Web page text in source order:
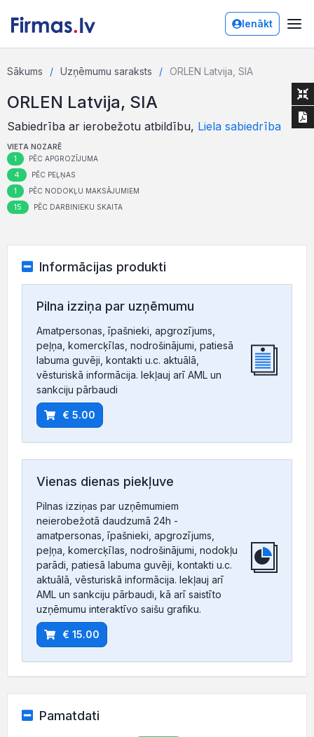
Ienākt
Sākums Uzņēmumu saraksts ORLEN Latvija, SIA
ORLEN Latvija, SIA
Sabiedrība ar ierobežotu atbildību, Liela sabiedrība
VIETA NOZARĒ
1 PĒC APGROZĪJUMA
4 PĒC PEĻŅAS
1 PĒC NODOKĻU MAKSĀJUMIEM
15 PĒC DARBINIEKU SKAITA
Informācijas produkti
Pilna izziņa par uzņēmumu
Amatpersonas, īpašnieki, apgrozījums,
peļņa, komercķīlas, nodrošinājumi, patiesā
labuma guvēji, kontakti u.c. aktuālā,
vēsturiskā informācija. Iekļauj arī AML un
sankciju pārbaudi
€ 5.00
Vienas dienas piekļuve
Pilnas izziņas par uzņēmumiem
neierobežotā daudzumā 24h -
amatpersonas, īpašnieki, apgrozījums,
peļņa, komercķīlas, nodrošinājumi, nodokļu
parādi, patiesā labuma guvēji, kontakti u.c.
aktuālā, vēsturiskā informācija. Iekļauj arī
AML un sankciju pārbaudi, kā arī saistīto
uzņēmumu interaktīvo saišu grafiku.
€ 15.00
Pamatdati